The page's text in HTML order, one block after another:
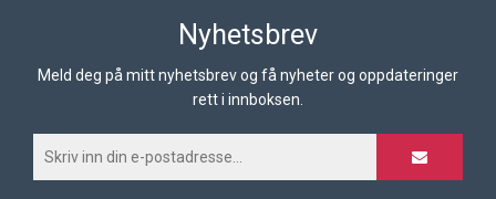
Nyhetsbrev
Meld deg på mitt nyhetsbrev og få nyheter og oppdateringer
rett i innboksen.